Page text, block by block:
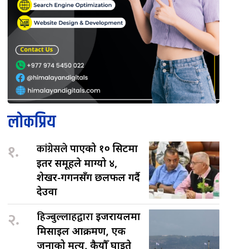
लोकप्रिय
१. कांग्रेसलेपाएको १० सिटमा
इतर समूहले माग्यो ४,
शेखर-गगनसँग छलफल गर्दै
देउवा
२. हिज्बुल्लाहद्वाराइजरायलमा
मिसाइल आक्रमण, एक
जनाको मृत्यु, कैयौँ घाइते